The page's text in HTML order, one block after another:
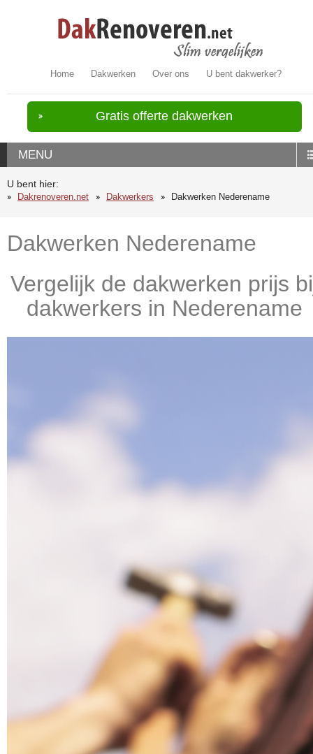
Home Dakwerken Over ons U bent dakwerker?
Gratis offerte dakwerken
MENU
U bent hier:
Dakrenoveren.net
Dakwerkers Dakwerken Nederename
Dakwerken Nederename
Vergelijk de dakwerken prijs
dakwerkers in Nederename